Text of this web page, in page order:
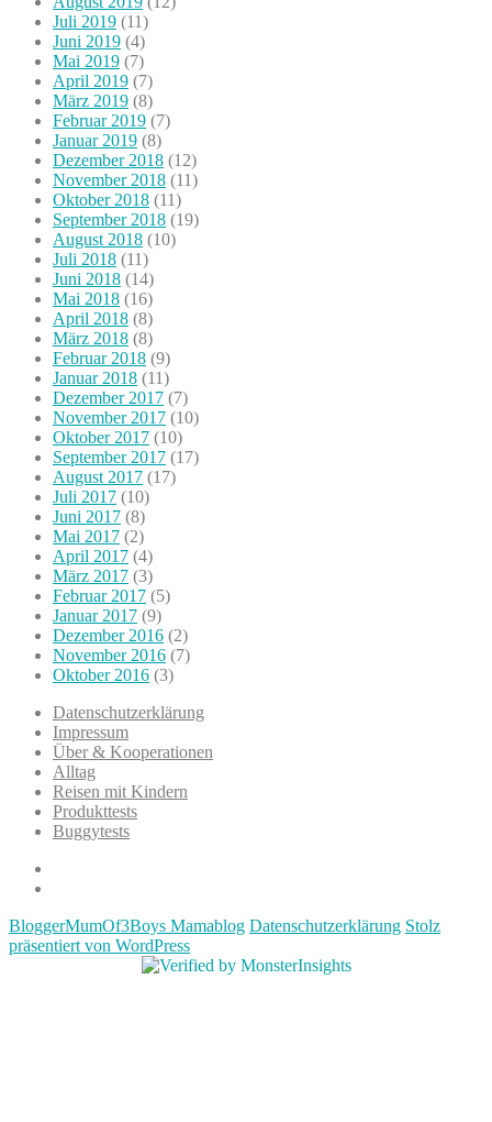
Juli 2019 (11)
Juni 2019 (4)
Mai 2019 (7)
April 2019 (7)
März 2019 (8)
Februar 2019 (7)
Januar 2019 (8)
Dezember 2018 (12)
November 2018 (11)
Oktober 2018 (11)
September 2018 (19)
August 2018 (10)
Juli 2018 (11)
Juni 2018 (14)
Mai 2018 (16)
April 2018 (8)
März 2018 (8)
Februar 2018 (9)
Januar 2018 (11)
Dezember 2017 (7)
November 2017 (10)
Oktober 2017 (10)
September 2017 (17)
August 2017 (17)
Juli 2017 (10)
Juni 2017 (8)
Mai 2017 (2)
April 2017 (4)
März 2017 (3)
Februar 2017 (5)
Januar 2017 (9)
Dezember 2016 (2)
November 2016 (7)
Oktober 2016 (3)
Datenschutzerklärung
Impressum
Über & Kooperationen
Alltag
Reisen mit Kindern
Produkttests
Buggytests
BloggerMumOf3Boys Mamablog Datenschutzerklärung Stolz
präsentiert von WordPress